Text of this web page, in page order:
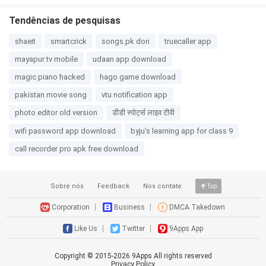
Tendências de pesquisas
shaeit smartcrick songs.pk don
truecaller app
mayapur tv mobile
udaan app download
magic piano hacked
hago game download
pakistan movie song
vtu notification app
photo editor old version
डीडी स्पोर्ट्स लाइव टीवी
wifi password app download
byju's learning app for class 9
call recorder pro apk free download
Sobre nós Feedback Nos contate Top
Corporation Business DMCA Takedown
Like Us Twitter 9Apps App
Copyright © 2015-2026 9Apps All rights reserved
Privacy Policy